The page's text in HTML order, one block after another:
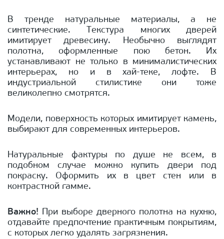
В тренде натуральные материалы, а не
синтетические. Текстура многих дверей
имитирует древесину. Необычно выглядят
полотна, оформленные пою бетон. Их
устанавливают не только в минималистических
интерьерах, но и в хай-теке, лофте. В
индустриальной стилистике они тоже
великолепно смотрятся.
Модели, поверхность которых имитирует камень,
выбирают для современных интерьеров.
Натуральные фактуры по душе не всем, в
подобном случае можно купить двери под
покраску. Оформить их в цвет стен или в
контрастной гамме.
Важно! При выборе дверного полотна на кухню,
отдавайте предпочтение практичным покрытиям,
с которых легко удалять загрязнения.